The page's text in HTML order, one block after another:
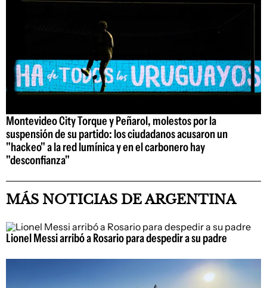
Montevideo City Torque y Peñarol, molestos por la
suspensión de su partido: los ciudadanos acusaron un
"hackeo" a la red lumínica y en el carbonero hay
"desconfianza"
MÁS NOTICIAS DE ARGENTINA
Lionel Messi arribó a Rosario para despedir a su padre